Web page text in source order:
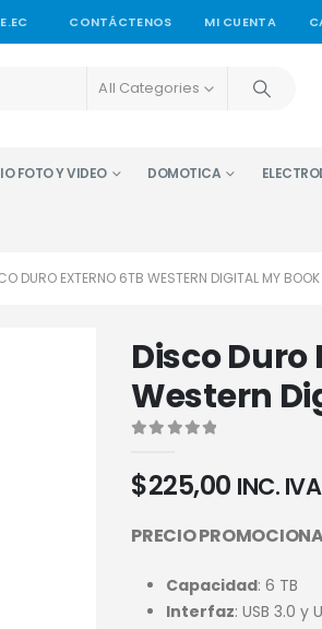
CONTÁCTENOS MI CUENTA
All Categories
FOTO Y VIDEO DOMOTICA
DURO EXTERNO 6TB WESTERN DIGITAL MY
Disco Duro
Western
$225,00 INC. IVA
PRECIO
Capacidad: 6 TB
Interfaz: USB 3.0 y